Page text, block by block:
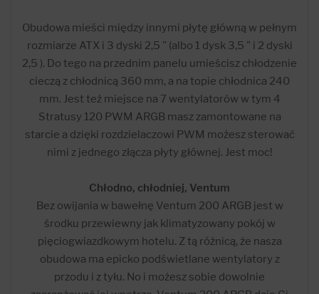
Obudowa mieści między innymi płytę główną w pełnym
rozmiarze ATX i 3 dyski 2,5 " (albo 1 dysk 3,5 " i 2 dyski
2,5 ). Do tego na przednim panelu umieścisz chłodzenie
cieczą z chłodnicą 360 mm, a na topie chłodnica 240
mm. Jest też miejsce na 7 wentylatorów w tym 4
Stratusy 120 PWM ARGB masz zamontowane na
starcie a dzięki rozdzielaczowi PWM możesz sterować
nimi z jednego złącza płyty głównej. Jest moc!
Chłodno, chłodniej, Ventum
Bez owijania w bawełnę Ventum 200 ARGB jest w
środku przewiewny jak klimatyzowany pokój w
pięciogwiazdkowym hotelu. Z tą różnicą, że nasza
obudowa ma epicko podświetlane wentylatory z
przodu i z tyłu. No i możesz sobie dowolnie